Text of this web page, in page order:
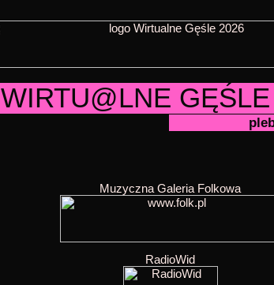
WIRTU@LNE GĘŚLE
Muzyczna Galeria Folkowa
RadioWid